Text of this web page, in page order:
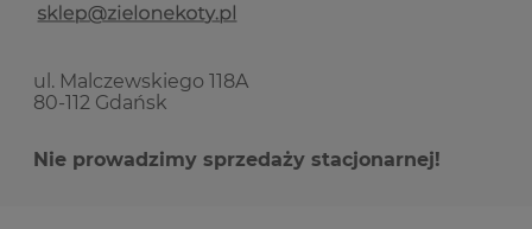
ul. Malczewskiego 118A
80-112 Gdańsk
Nie prowadzimy sprzedaży stacjonarnej!